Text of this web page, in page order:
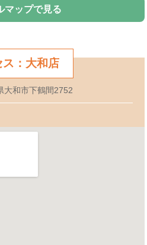
マップで見る
ス：大和店
和市下鶴間2752